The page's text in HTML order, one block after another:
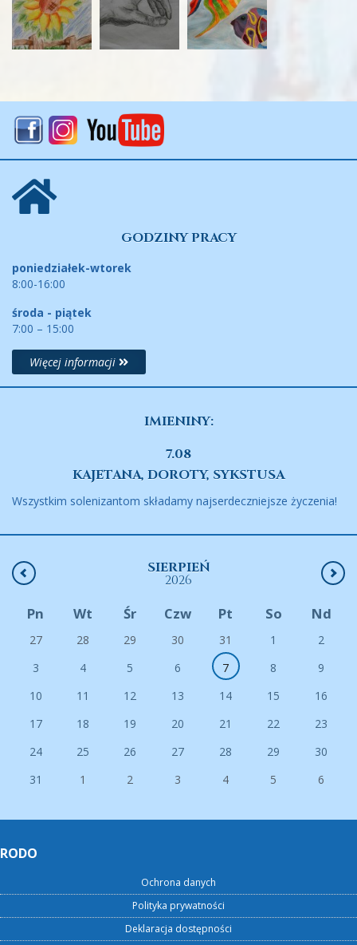
GODZINY PRACY
poniedziałek-wtorek
8:00-16:00
środa - piątek
7:00 – 15:00
Więcej informacji
IMIENINY:
7.08
KAJETANA, DOROTY, SYKSTUSA
Wszystkim solenizantom składamy najserdeczniejsze życzenia!
SIERPIEŃ
2026
Pn Wt Śr Czw Pt So Nd
27 28 29 30 31 1
2
3
4 5 6 7 8
9
10
11 12 13 14 15
16
17
18 19 20 21 22
23
24
25 26 27 28 29
30
31
1 2 3 4 5 6
RODO
Ochrona danych
Polityka prywatności
Deklaracja dostępności